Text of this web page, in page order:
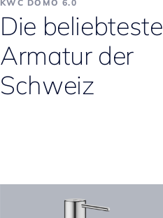
KWC DOMO 6.0
Die beliebteste
Armatur der
Schweiz